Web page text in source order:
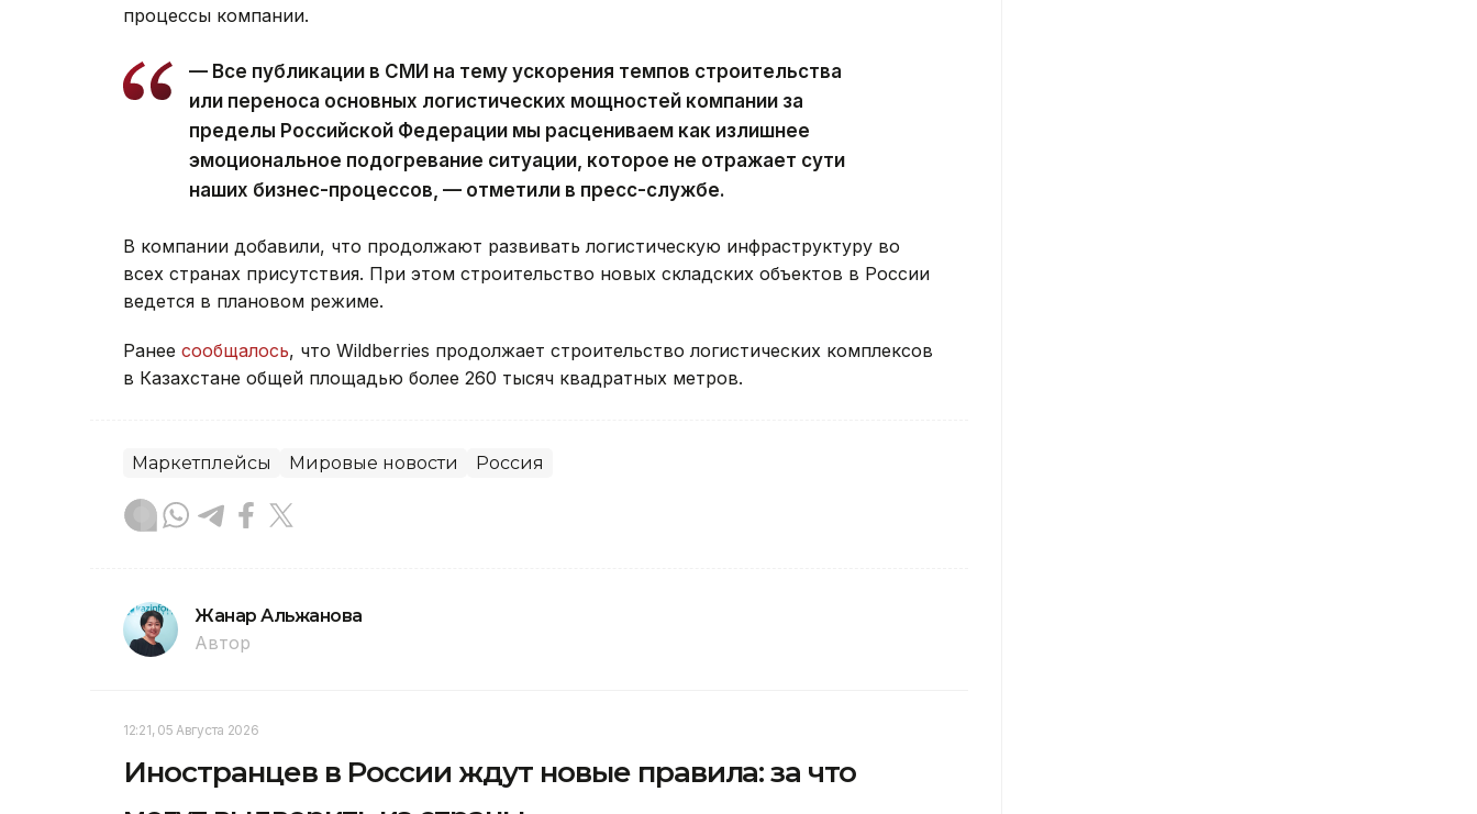
процессы компании.
— Все публикации в СМИ на тему ускорения темпов строительства
или переноса основных логистических мощностей компании за
пределы Российской Федерации мы расцениваем как излишнее
эмоциональное подогревание ситуации, которое не отражает сути
наших бизнес-процессов, — отметили в пресс-службе.
В компании добавили, что продолжают развивать логистическую инфраструктуру во
всех странах присутствия. При этом строительство новых складских объектов в России
ведется в плановом режиме.
Ранее сообщалось, что Wildberries продолжает строительство логистических комплексов
в Казахстане общей площадью более 260 тысяч квадратных метров.
Маркетплейсы Мировые новости Россия
Жанар Альжанова
Автор
12:21, 05 Августа 2026
Иностранцев в России ждут новые правила: за что